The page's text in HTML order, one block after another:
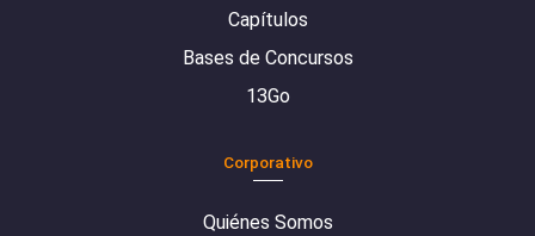
Capítulos
Bases de Concursos
13Go
Corporativo
Quiénes Somos